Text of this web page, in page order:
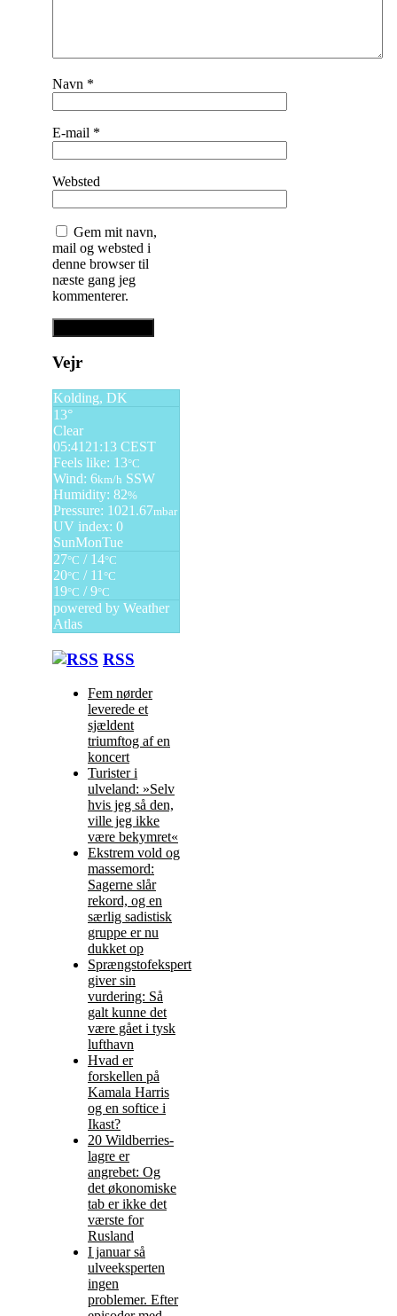
Navn *
E-mail *
Websted
Gem mit navn,
mail og websted i
denne browser til
næste gang jeg
kommenterer.
Vejr
Kolding, DK
13°
Clear
05:41 21:13 CEST
Feels like: 13°C
Wind: 6km/h SSW
Humidity: 82%
Pressure: 1021.67mbar
UV index: 0
SunMonTue
27°C / 14°C
20°C / 11 °C
19°C / 9°C
powered by Weather
Atlas
RSS
Fem nørder
leverede et
sjældent
triumftog af en
koncert
Turister i
ulveland: »Selv
hvis jeg så den,
ville jeg ikke
være bekymret«
Ekstrem vold og
massemord:
Sagerne slår
rekord, og en
særlig sadistisk
gruppe er nu
dukket op
Sprængstofekspert
giver sin
vurdering: Så
galt kunne det
være gået i tysk
lufthavn
Hvad er
forskellen på
Kamala Harris
og en softice i
Ikast?
20 Wildberries-
lagre er
angrebet: Og
det økonomiske
tab er ikke det
værste for
Rusland
I januar så
ulveeksperten
ingen
problemer. Efter